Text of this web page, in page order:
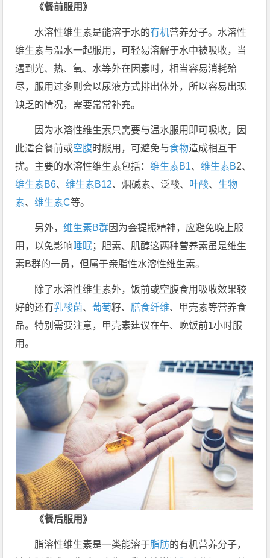
《餐前服用》
水溶性维生素是能溶于水的有机营养分子。水溶性
维生素与温水一起服用，可轻易溶解于水中被吸收，当
遇到光、热、氧、水等外在因素时，相当容易消耗殆
尽，服用过多则会以尿液方式排出体外，所以容易出现
缺乏的情况，需要常常补充。
因为水溶性维生素只需要与温水服用即可吸收，因
此适合餐前或空腹时服用，可避免与食物造成相互干
扰。主要的水溶性维生素包括：维生素B1、维生素B2、
维生素B6、维生素B12、烟碱素、泛酸、 叶酸、 生物
素、维生素C等。
另外，维生素B群因为会提振精神，应避免晚​​上服
用，以免影响睡眠；胆素、肌醇这两种营养素虽是维生
素B群的一员，但属于亲脂性水溶性维生素。
除了水溶性维生素外，饭前或空腹食用吸收效果较
好的还有乳酸菌、葡萄籽、 膳食纤维、甲壳素等营养食
品。特别需要注意，甲壳素建议在午、晚饭前1小时服
用。
《餐后服用》
脂溶性维生素是一类能溶于脂肪的有机营养分子，